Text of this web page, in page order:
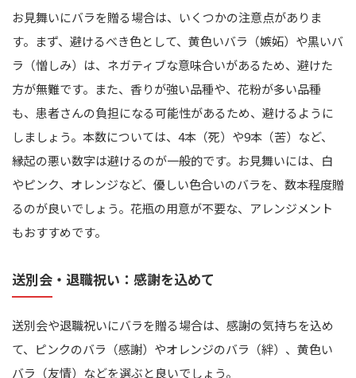
お見舞いにバラを贈る場合は、いくつかの注意点がありま
す。まず、避けるべき色として、黄色いバラ（嫉妬）や黒いバ
ラ（憎しみ）は、ネガティブな意味合いがあるため、避けた
方が無難です。また、香りが強い品種や、花粉が多い品種
も、患者さんの負担になる可能性があるため、避けるように
しましょう。本数については、4本（死）や9本（苦）など、
縁起の悪い数字は避けるのが一般的です。お見舞いには、白
やピンク、オレンジなど、優しい色合いのバラを、数本程度贈
るのが良いでしょう。花瓶の用意が不要な、アレンジメント
もおすすめです。
送別会・退職祝い：感謝を込めて
送別会や退職祝いにバラを贈る場合は、感謝の気持ちを込め
て、ピンクのバラ（感謝）やオレンジのバラ（絆）、黄色い
バラ（友情）などを選ぶと良いでしょう。